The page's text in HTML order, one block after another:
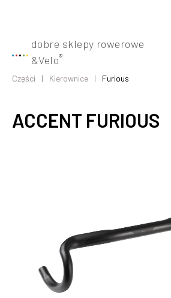
dobre sklepy rowerowe
&Velo®
Części Kierownice Furious
ACCENT FURIOUS